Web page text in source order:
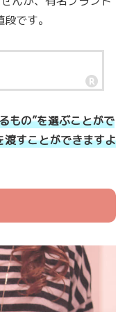
です。
もの”を選ぶことがで
すことができますよ